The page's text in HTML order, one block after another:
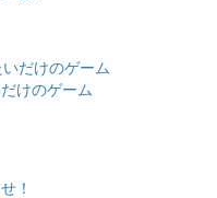
けのゲーム
！